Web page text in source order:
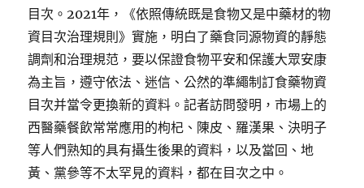
目次。2021年，《依照傳統既是食物又是中藥材的物
資目次治理規則》實施，明白了藥食同源物資的靜態
調劑和治理規范，要以保證食物平安和保護大眾安康
為主旨，遵守依法、迷信、公然的準繩制訂食藥物資
目次并當令更換新的資料。記者訪問發明，市場上的
西醫藥餐飲常常應用的枸杞、陳皮、羅漢果、決明子
等人們熟知的具有攝生後果的資料，以及當回、地
黃、黨參等不太罕見的資料，都在目次之中。